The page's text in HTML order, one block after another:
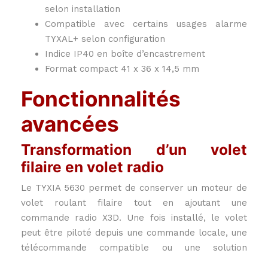
selon installation
Compatible avec certains usages alarme
TYXAL+ selon configuration
Indice IP40 en boîte d’encastrement
Format compact 41 x 36 x 14,5 mm
Fonctionnalités
avancées
Transformation d’un volet
filaire en volet radio
Le TYXIA 5630 permet de conserver un moteur de
volet roulant filaire tout en ajoutant une
commande radio X3D. Une fois installé, le volet
peut être piloté depuis une commande locale, une
télécommande compatible ou une solution